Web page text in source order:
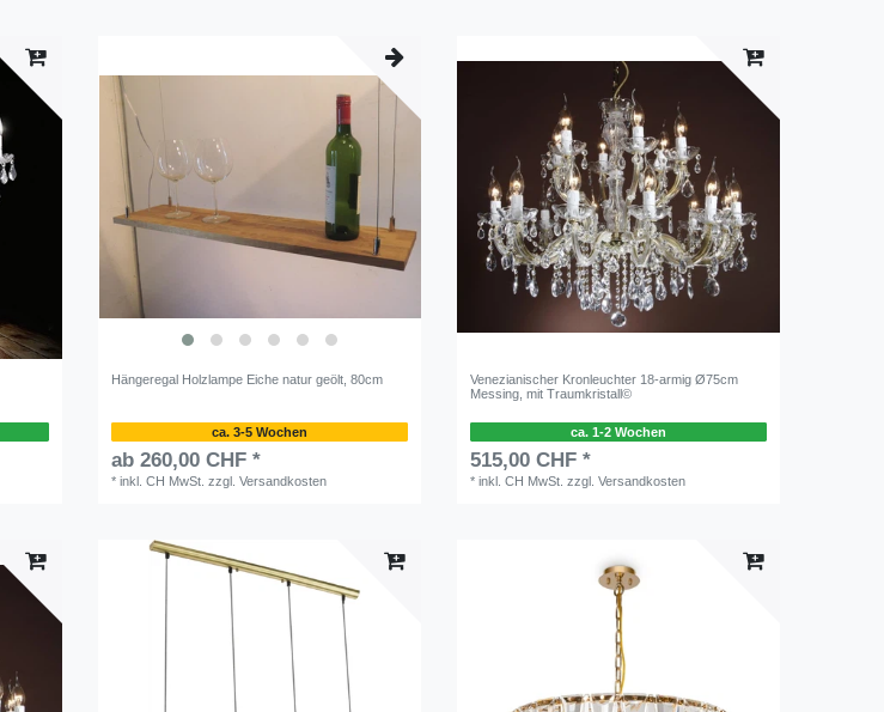
Hängeregal Holzlampe Eiche natur geölt, 80cm
ca. 3-5 Wochen
ab 260,00 CHF *
*inkl. CH MwSt. zzgl.Versandkosten
Venezianischer Kronleuchter 18-armig Ø75cm
Messing, mit Traumkristall©
ca. 1-2 Wochen
515,00 CHF *
*inkl. CH MwSt. zzgl.Versandkosten